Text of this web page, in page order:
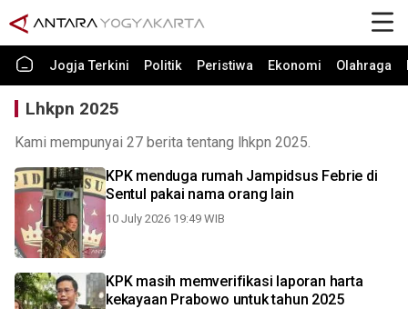
Jogja Terkini Politik Peristiwa Ekonomi Olahraga
Lhkpn 2025
Kami mempunyai 27 berita tentang lhkpn 2025.
KPK menduga rumah Jampidsus Febrie di
Sentul pakai nama orang lain
10 July 2026 19:49 WIB
KPK masih memverifikasi laporan harta
kekayaan Prabowo untuk tahun 2025